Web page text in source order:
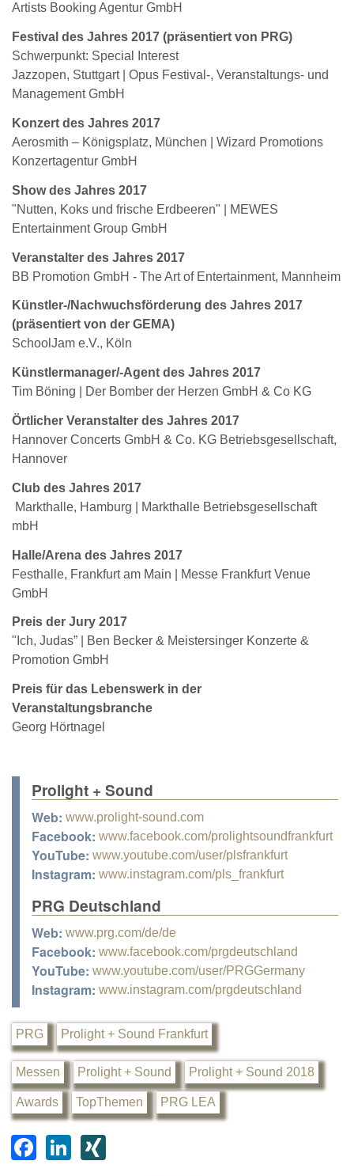
Artists Booking Agentur GmbH
Festival des Jahres 2017 (präsentiert von PRG)
Schwerpunkt: Special Interest
Jazzopen, Stuttgart | Opus Festival-, Veranstaltungs- und
Management GmbH
Konzert des Jahres 2017
Aerosmith – Königsplatz, München | Wizard Promotions
Konzertagentur GmbH
Show des Jahres 2017
"Nutten, Koks und frische Erdbeeren" | MEWES
Entertainment Group GmbH
Veranstalter des Jahres 2017
BB Promotion GmbH - The Art of Entertainment, Mannheim
Künstler-/Nachwuchsförderung des Jahres 2017
(präsentiert von der GEMA)
SchoolJam e.V., Köln
Künstlermanager/-Agent des Jahres 2017
Tim Böning | Der Bomber der Herzen GmbH & Co KG
Örtlicher Veranstalter des Jahres 2017
Hannover Concerts GmbH & Co. KG Betriebsgesellschaft,
Hannover
Club des Jahres 2017
Markthalle, Hamburg | Markthalle Betriebsgesellschaft
mbH
Halle/Arena des Jahres 2017
Festhalle, Frankfurt am Main | Messe Frankfurt Venue
GmbH
Preis der Jury 2017
"Ich, Judas” | Ben Becker & Meistersinger Konzerte &
Promotion GmbH
Preis für das Lebenswerk in der
Veranstaltungsbranche
Georg Hörtnagel
Prolight + Sound
Web: www.prolight-sound.com
Facebook: www.facebook.com/prolightsoundfrankfurt
YouTube: www.youtube.com/user/plsfrankfurt
Instagram: www.instagram.com/pls_frankfurt
PRG Deutschland
Web: www.prg.com/de/de
Facebook: www.facebook.com/prgdeutschland
YouTube: www.youtube.com/user/PRGGermany
Instagram: www.instagram.com/prgdeutschland
PRG Prolight + Sound Frankfurt
Messen Prolight + Sound Prolight + Sound 2018
Awards TopThemen PRG LEA
F
Li